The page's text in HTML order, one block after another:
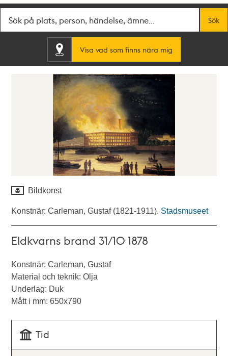
Sök
Visa vad som finns nära mig
Bildkonst
Konstnär: Carleman, Gustaf (1821-1911). Stadsmuseet
Eldkvarns brand 31/10 1878
Konstnär: Carleman, Gustaf
Material och teknik: Olja
Underlag: Duk
Mått i mm: 650x790
Tid